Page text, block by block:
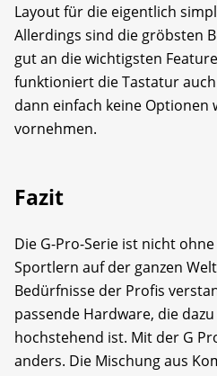
Layout für die eigentlich
Allerdings sind die gröbsten
gut an die wichtigsten
funktioniert die Tastatur
dann einfach keine Optionen
vornehmen.
Fazit
Die G-Pro-Serie ist nicht
Sportlern auf der ganzen
Bedürfnisse der Profis
passende Hardware, die
hochstehend ist. Mit der G
anders. Die Mischung aus